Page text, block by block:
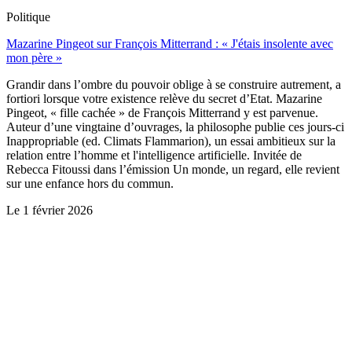
Politique
Mazarine Pingeot sur François Mitterrand : « J'étais insolente avec
mon père »
Grandir dans l’ombre du pouvoir oblige à se construire autrement, a
fortiori lorsque votre existence relève du secret d’Etat. Mazarine
Pingeot, « fille cachée » de François Mitterrand y est parvenue.
Auteur d’une vingtaine d’ouvrages, la philosophe publie ces jours-ci
Inappropriable (ed. Climats Flammarion), un essai ambitieux sur la
relation entre l’homme et l'intelligence artificielle. Invitée de
Rebecca Fitoussi dans l’émission Un monde, un regard, elle revient
sur une enfance hors du commun.
Le 1 février 2026